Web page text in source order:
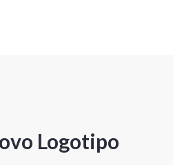
Logotipo